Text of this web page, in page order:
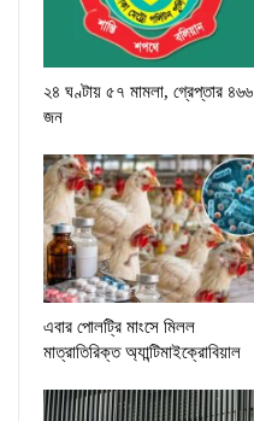
২৪ ঘণ্টায় ৫৭ মামলা, গ্রেপ্তার ৪৬৬
জন
এবার পোলট্রি মাংসে মিলল
মাত্রাতিরিক্ত অ্যান্টিমাইক্রোবিয়াল